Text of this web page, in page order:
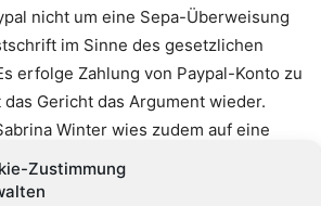
Zustimmung
nicht um eine Sepa-Überweisung
im Sinne des gesetzlichen
erfolge Zahlung von Paypal-Konto zu
Gericht das Argument wieder.
Winter wies zudem auf eine
des Gesetzgebers hin. Darin nennt
Ausnahme, auf die man das Verbot